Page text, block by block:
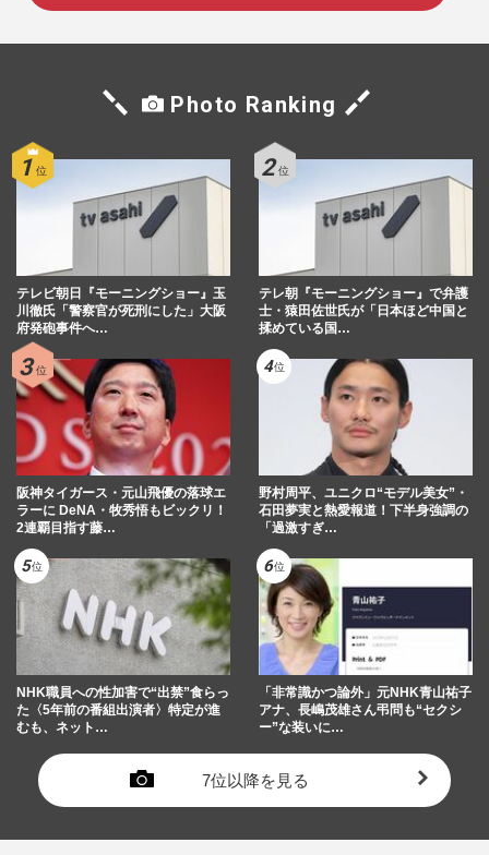
Photo Ranking
テレビ朝日『モーニングショー』玉
川徹氏「警察官が死刑にした」大阪
府発砲事件へ…
テレ朝『モーニングショー』で弁護
士・猿田佐世氏が「日本ほど中国と
揉めている国…
阪神タイガース・元山飛優の落球エ
ラーに DeNA・牧秀悟もビックリ！
2連覇目指す藤…
野村周平、ユニクロ“モデル美女”・
石田夢実と熱愛報道！下半身強調の
「過激すぎ…
NHK職員への性加害で“出禁”食らっ
た〈5年前の番組出演者〉特定が進
むも、ネット…
「非常識かつ論外」元NHK青山祐子
アナ、長嶋茂雄さん弔問も“セクシ
ー”な装いに…
7位以降を見る